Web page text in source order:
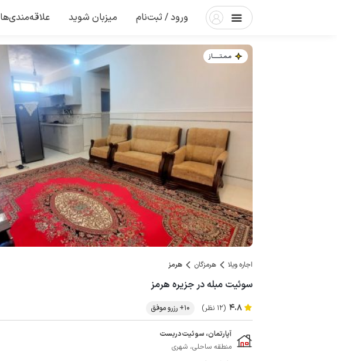
ورود / ثبت‌نام میزبان شوید علاقه‌مندی‌ها
مـمـتــــــاز
اجاره ویلا هرمزگان هرمز
سوئیت مبله در جزیره هرمز
4.8 (12 نظر) 10+ رزرو موفق
آپارتمان، سوئیت دربست
منطقه ساحلی، شهری